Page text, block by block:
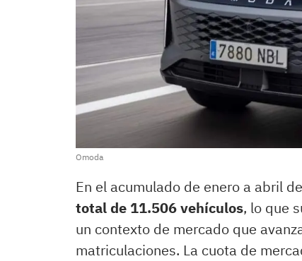
Omoda
En el acumulado de enero a abril
total de 11.506 vehículos, lo que
un contexto de mercado que
matriculaciones. La cuota de